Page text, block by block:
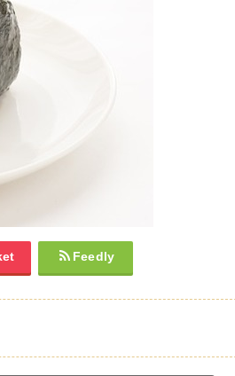
Feedly